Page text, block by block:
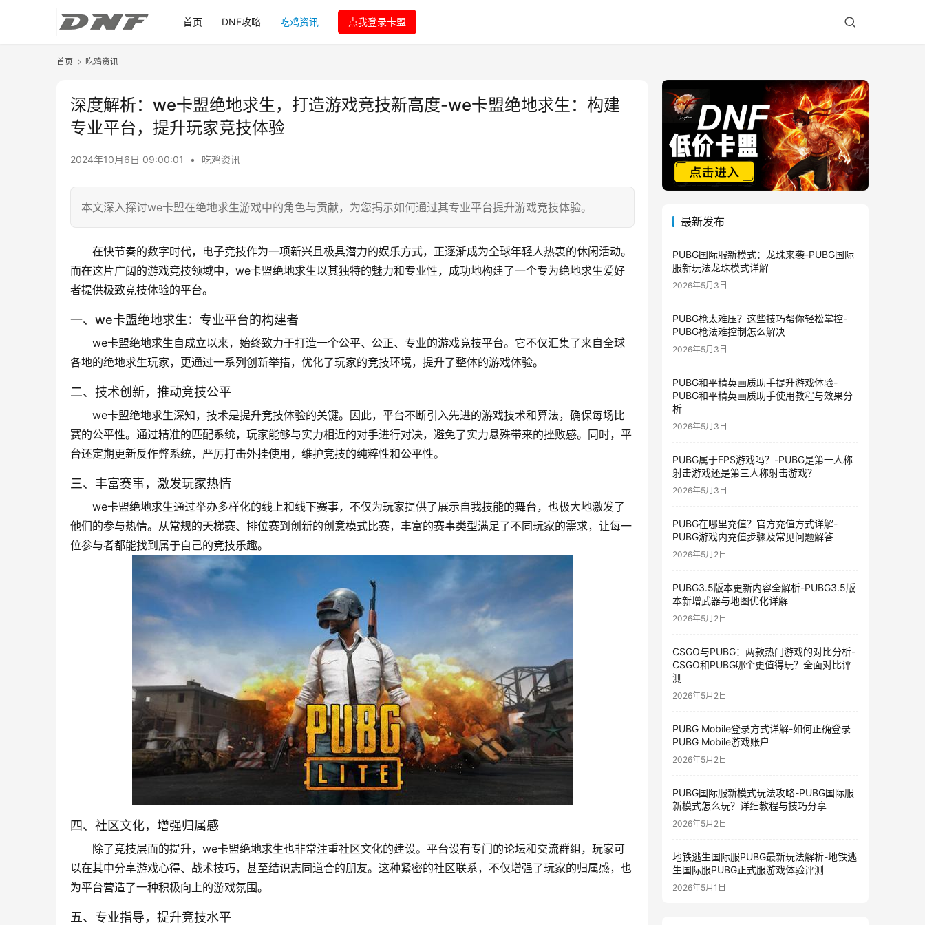
首页 DNF攻略 吃鸡资讯 点我登录卡盟
首页 吃鸡资讯
深度解析：we卡盟绝地求生，打造游戏竞技新高度-we卡盟绝地求生：构建
专业平台，提升玩家竞技体验
2024年10月6日 09:00:01 • 吃鸡资讯
本文深入探讨we卡盟在绝地求生游戏中的角色与贡献，为您揭示如何通过其专业平台提升游戏竞技体验。
在快节奏的数字时代，电子竞技作为一项新兴且极具潜力的娱乐方式，正逐渐成为全球年轻人热衷的休闲活动。
而在这片广阔的游戏竞技领域中，we卡盟绝地求生以其独特的魅力和专业性，成功地构建了一个专为绝地求生爱好
者提供极致竞技体验的平台。
一、we卡盟绝地求生：专业平台的构建者
we卡盟绝地求生自成立以来，始终致力于打造一个公平、公正、专业的游戏竞技平台。它不仅汇集了来自全球
各地的绝地求生玩家，更通过一系列创新举措，优化了玩家的竞技环境，提升了整体的游戏体验。
二、技术创新，推动竞技公平
we卡盟绝地求生深知，技术是提升竞技体验的关键。因此，平台不断引入先进的游戏技术和算法，确保每场比
赛的公平性。通过精准的匹配系统，玩家能够与实力相近的对手进行对决，避免了实力悬殊带来的挫败感。同时，平
台还定期更新反作弊系统，严厉打击外挂使用，维护竞技的纯粹性和公平性。
三、丰富赛事，激发玩家热情
we卡盟绝地求生通过举办多样化的线上和线下赛事，不仅为玩家提供了展示自我技能的舞台，也极大地激发了
他们的参与热情。从常规的天梯赛、排位赛到创新的创意模式比赛，丰富的赛事类型满足了不同玩家的需求，让每一
位参与者都能找到属于自己的竞技乐趣。
四、社区文化，增强归属感
除了竞技层面的提升，we卡盟绝地求生也非常注重社区文化的建设。平台设有专门的论坛和交流群组，玩家可
以在其中分享游戏心得、战术技巧，甚至结识志同道合的朋友。这种紧密的社区联系，不仅增强了玩家的归属感，也
为平台营造了一种积极向上的游戏氛围。
五、专业指导，提升竞技水平
最新发布
PUBG国际服新模式：龙珠来袭-PUBG国际
服新玩法龙珠模式详解
2026年5月3日
PUBG枪太难压？这些技巧帮你轻松掌控-
PUBG枪法难控制怎么解决
2026年5月3日
PUBG和平精英画质助手提升游戏体验-
PUBG和平精英画质助手使用教程与效果分
析
2026年5月3日
PUBG属于FPS游戏吗？-PUBG是第一人称
射击游戏还是第三人称射击游戏？
2026年5月3日
PUBG在哪里充值？官方充值方式详解-
PUBG游戏内充值步骤及常见问题解答
2026年5月2日
PUBG3.5版本更新内容全解析-PUBG3.5版
本新增武器与地图优化详解
2026年5月2日
CSGO与PUBG：两款热门游戏的对比分析-
CSGO和PUBG哪个更值得玩？全面对比评
测
2026年5月2日
PUBG Mobile登录方式详解-如何正确登录
PUBG Mobile游戏账户
2026年5月2日
PUBG国际服新模式玩法攻略-PUBG国际服
新模式怎么玩？详细教程与技巧分享
2026年5月2日
地铁逃生国际服PUBG最新玩法解析-地铁逃
生国际服PUBG正式服游戏体验评测
2026年5月1日